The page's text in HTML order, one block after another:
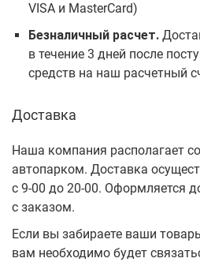
VISA и MasterCard)
Безналичный расчет.
в течение 3 дней после
средств на наш расчетный
Доставка
Наша компания располагает
автопарком. Доставка
с 9-00 до 20-00. Оформляется
с заказом.
Если вы забираете ваши
вам необходимо будет